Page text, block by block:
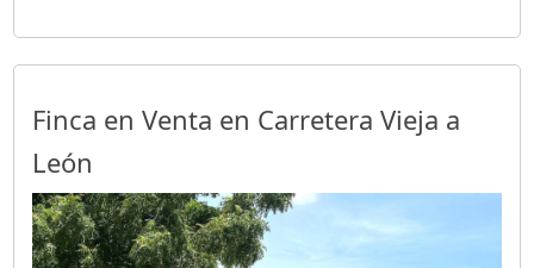
Finca en Venta en Carretera Vieja a
León